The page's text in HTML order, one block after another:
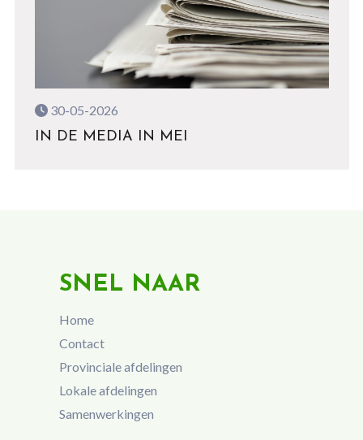
30-05-2026
IN DE MEDIA IN MEI
SNEL NAAR
Home
Contact
Provinciale afdelingen
Lokale afdelingen
Samenwerkingen